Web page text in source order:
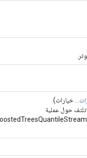
خيارات)
تلتف حول عملية